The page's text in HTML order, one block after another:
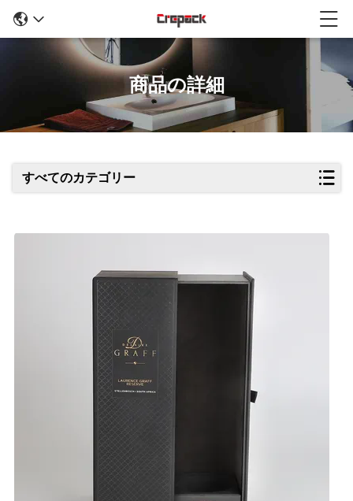
商品の詳細
すべてのカテゴリー